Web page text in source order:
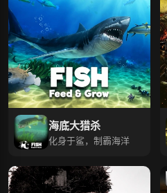
海底大猎杀
化身于鲨，制霸海洋